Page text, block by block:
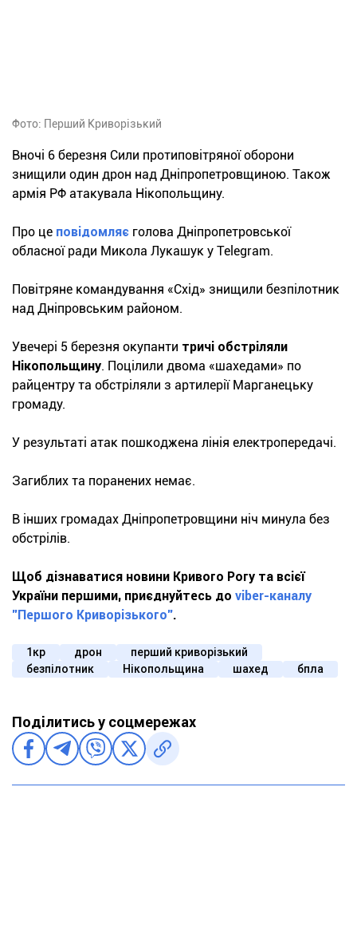
Фото: Перший Криворізький
Вночі 6 березня Сили протиповітряної оборони
знищили один дрон над Дніпропетровщиною. Також
армія РФ атакувала Нікопольщину.
Про це повідомляє голова Дніпропетровської
обласної ради Микола Лукашук у Telegram.
Повітряне командування «Схід» знищили безпілотник
над Дніпровським районом.
Увечері 5 березня окупанти тричі обстріляли
Нікопольщину. Поцілили двома «шахедами» по
райцентру та обстріляли з артилерії Марганецьку
громаду.
У результаті атак пошкоджена лінія електропередачі.
Загиблих та поранених немає.
В інших громадах Дніпропетровщини ніч минула без
обстрілів.
Щоб дізнаватися новини Кривого Рогу та всієї
України першими, приєднуйтесь до viber-каналу
"Першого Криворізького".
1кр дрон
перший криворізький
безпілотник
Нікопольщина шахед бпла
Поділитись у соцмережах